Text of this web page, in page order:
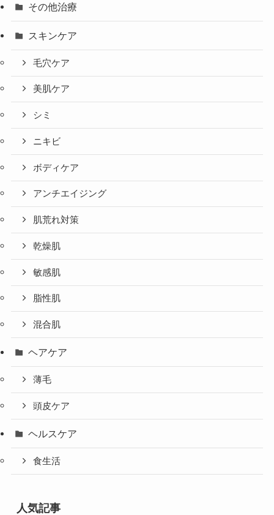
その他治療
スキンケア
毛穴ケア
美肌ケア
シミ
ニキビ
ボディケア
アンチエイジング
肌荒れ対策
乾燥肌
敏感肌
脂性肌
混合肌
ヘアケア
薄毛
頭皮ケア
ヘルスケア
食生活
人気記事